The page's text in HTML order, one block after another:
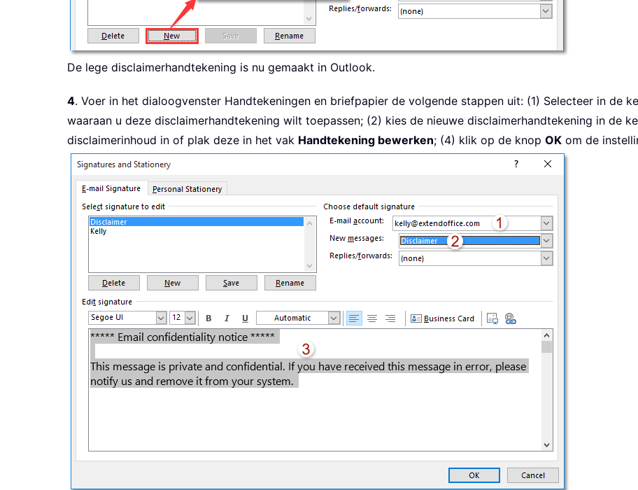
De lege disclaimerhandtekening is nu gemaakt in Outlook.
4. Voer in het dialoogvenster Handtekeningen en briefpapier de volgende stappen uit: (1) Selecteer in de
waaraan u deze disclaimerhandtekening wilt toepassen; (2) kies de nieuwe disclaimerhandtekening in de
disclaimerinhoud in of plak deze in het vak Handtekening bewerken; (4) klik op de knop OK om de